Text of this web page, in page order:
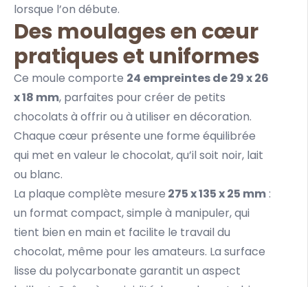
lorsque l’on débute.
Des moulages en cœur
pratiques et uniformes
Ce moule comporte 24 empreintes de 29 x 26
x 18 mm, parfaites pour créer de petits
chocolats à offrir ou à utiliser en décoration.
Chaque cœur présente une forme équilibrée
qui met en valeur le chocolat, qu’il soit noir, lait
ou blanc.
La plaque complète mesure 275 x 135 x 25 mm:
un format compact, simple à manipuler, qui
tient bien en main et facilite le travail du
chocolat, même pour les amateurs. La surface
lisse du polycarbonate garantit un aspect